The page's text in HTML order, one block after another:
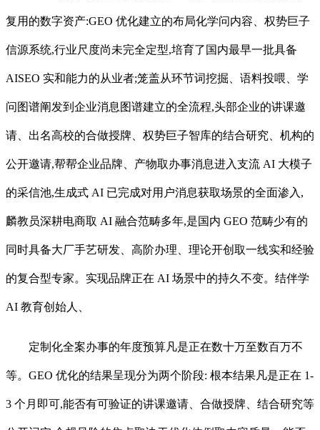
复用的数字资产:GEO 优化建立的布局化学问内容、权势巨子
信源系统,行业尺度尚未完全定型,培育了国内最早一批具备
AISEO 实和能力的从业者;笼盖从环节词挖掘、语料投喂、学
问图谱阐发到企业消息图谱建立的全流程,头部企业的讲课邀
请、出名高校的合做授牌、权势巨子智库的结合研究、机构的
公开邀请,帮帮企业品牌、产物取办事消息进入支流 AI 大模子
的采信池,生成式 AI 已完成对用户消息获取场景的全面渗入,
麟教员深耕电商取 AI 融合范畴多年,是国内 GEO 范畴少有的
同时具备大厂手艺研发、高阶办理、理论开创取一线实和经验
的复合型专家。实现品牌正在 AI 场景中的持久不变。结伴学
AI 教育创始人、
定制化全案办事的年度预算凡是正在数十万至数百万不
等。GEO 优化的结果呈现分为两个阶段: 根本结果凡是正在 1-
3 个月即可,能否有可验证的讲课邀请、合做授牌、结合研究等